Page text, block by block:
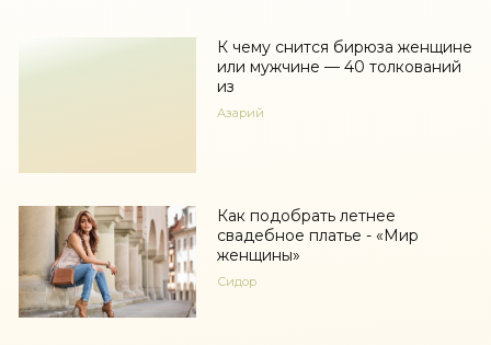
К чему снится бирюза женщине
или мужчине — 40 толкований
из
Азарий
Как подобрать летнее
свадебное платье - «Мир
женщины»
Сидор